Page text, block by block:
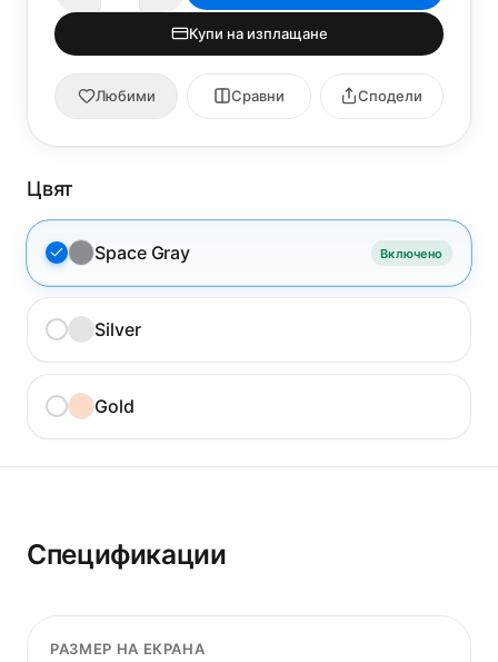
Купи на изплащане
Любими Сравни Сподели
Цвят
Space Gray Включено
Silver
Gold
Спецификации
РАЗМЕР НА ЕКРАНА